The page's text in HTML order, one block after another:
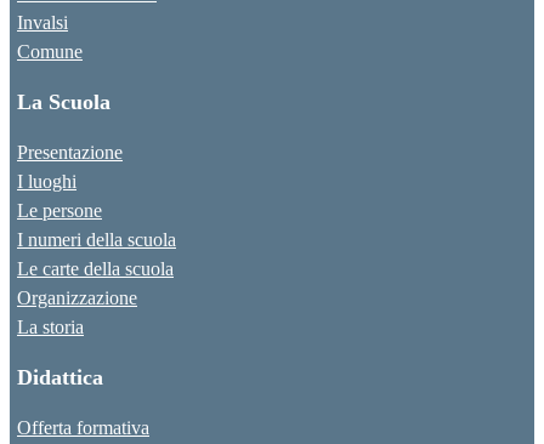
Invalsi
Comune
La Scuola
Presentazione
I luoghi
Le persone
I numeri della scuola
Le carte della scuola
Organizzazione
La storia
Didattica
Offerta formativa